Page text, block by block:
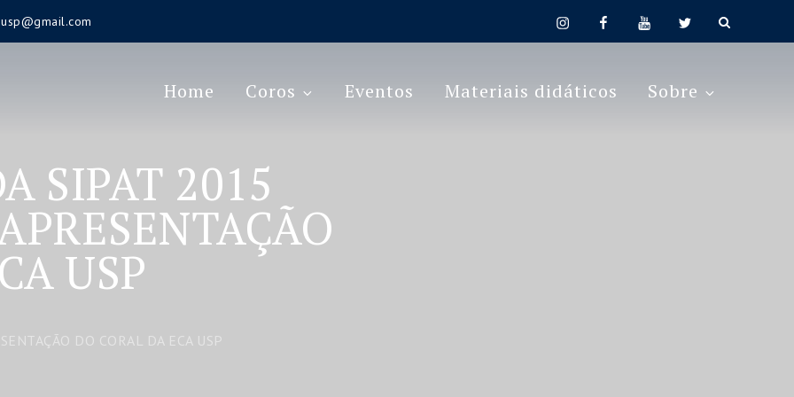
instagramfacebookyoutubetwitter
Home Coros Eventos Materiais didáticos Sobre
SIPAT 2015
USP
DO CORAL DA ECA USP